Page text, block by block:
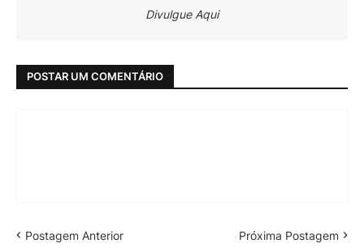
Divulgue Aqui
POSTAR UM COMENTÁRIO
Postagem Anterior Próxima Postagem